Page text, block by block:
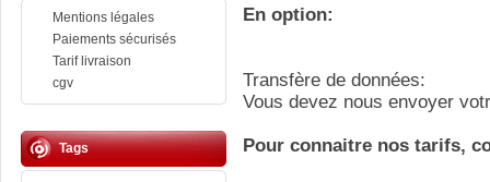
Mentions légales
Paiements sécurisés
Tarif livraison
cgv
Tags
En option:
Transfère de données:
Vous devez nous envoyer
Pour connaitre nos tarifs,